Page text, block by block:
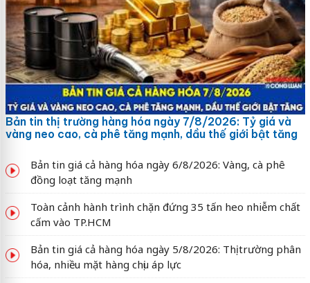
Bản tin thị trường hàng hóa ngày 7/8/2026: Tỷ giá và
vàng neo cao, cà phê tăng mạnh, dầu thế giới bật tăng
Bản tin giá cả hàng hóa ngày 6/8/2026: Vàng, cà phê
đồng loạt tăng mạnh
Toàn cảnh hành trình chặn đứng 35 tấn heo nhiễm chất
cấm vào TP.HCM
Bản tin giá cả hàng hóa ngày 5/8/2026: Thị trường phân
hóa, nhiều mặt hàng chịu áp lực